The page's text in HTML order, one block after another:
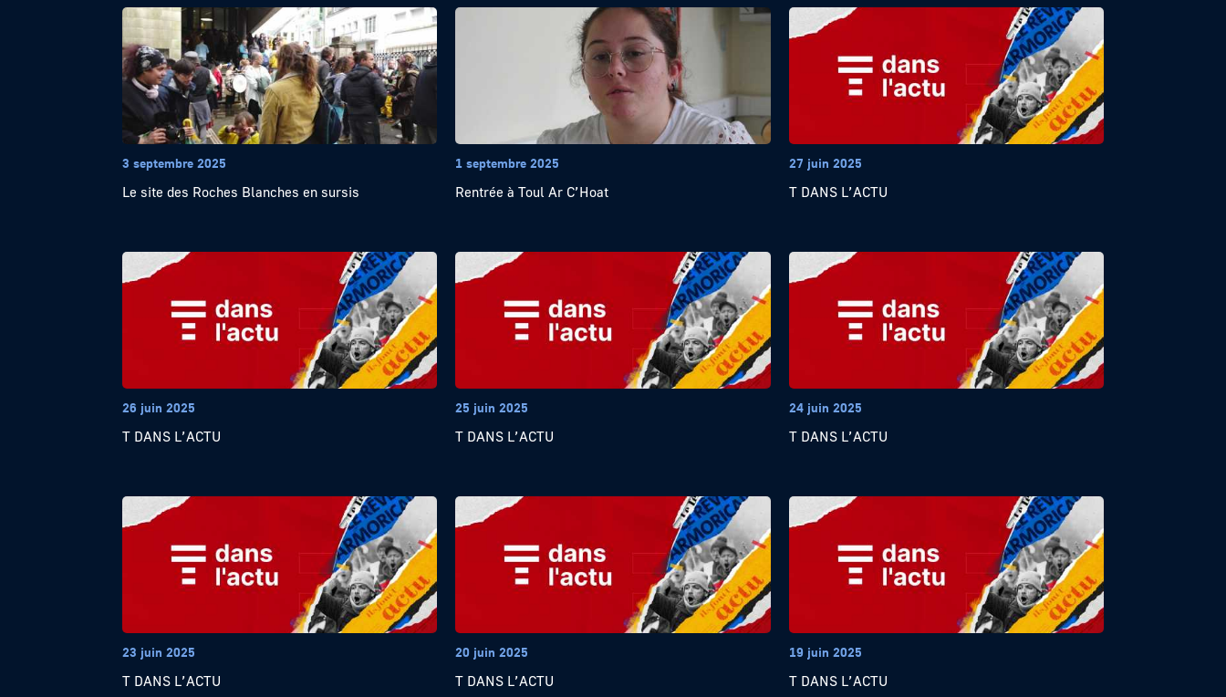
3 septembre 2025
Le site des Roches Blanches en sursis
1 septembre 2025
Rentrée à Toul Ar C’Hoat
27 juin 2025
T DANS L’ACTU
26 juin 2025
T DANS L’ACTU
25 juin 2025
T DANS L’ACTU
24 juin 2025
T DANS L’ACTU
23 juin 2025
T DANS L’ACTU
20 juin 2025
T DANS L’ACTU
19 juin 2025
T DANS L’ACTU